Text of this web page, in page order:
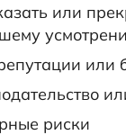
или
или
риски